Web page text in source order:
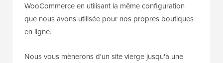
WooCommerce en utilisant la même configuration
que nous avons utilisée pour nos propres boutiques
en ligne.
Nous vous mènerons d'un site vierge jusqu'à une